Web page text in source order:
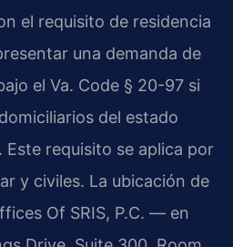
el requisito de residencia
una demanda de
el Va. Code § 20-97 si
del estado
Este requisito se aplica por
y civiles. La ubicación de
Of SRIS, P.C. — en